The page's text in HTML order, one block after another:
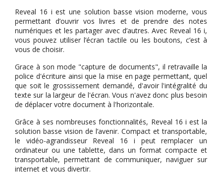
Reveal 16 i est une solution basse vision moderne, vous
permettant d’ouvrir vos livres et de prendre des notes
numériques et les partager avec d’autres. Avec Reveal 16 i,
vous pouvez utiliser l’écran tactile ou les boutons, c’est à
vous de choisir.
Grace à son mode "capture de documents", il retravaille la
police d'écriture ainsi que la mise en page permettant, quel
que soit le grossissement demandé, d'avoir l'intégralité du
texte sur la largeur de l'écran. Vous n'avez donc plus besoin
de déplacer votre document à l'horizontale.
Grâce à ses nombreuses fonctionnalités, Reveal 16 i est la
solution basse vision de l’avenir. Compact et transportable,
le vidéo-agrandisseur Reveal 16 i peut remplacer un
ordinateur ou une tablette, dans un format compacte et
transportable, permettant de communiquer, naviguer sur
internet et vous divertir.